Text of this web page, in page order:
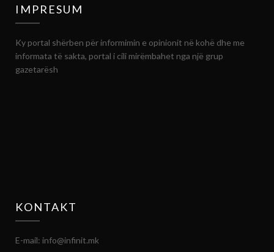
IMPRESUM
Ky portal shërben për informimin e opinionit në kohë dhe me
informata të sakta, portal i cili mirëmbahet nga një grup
gazetarësh
KONTAKT
E-mail: info@infinit.mk